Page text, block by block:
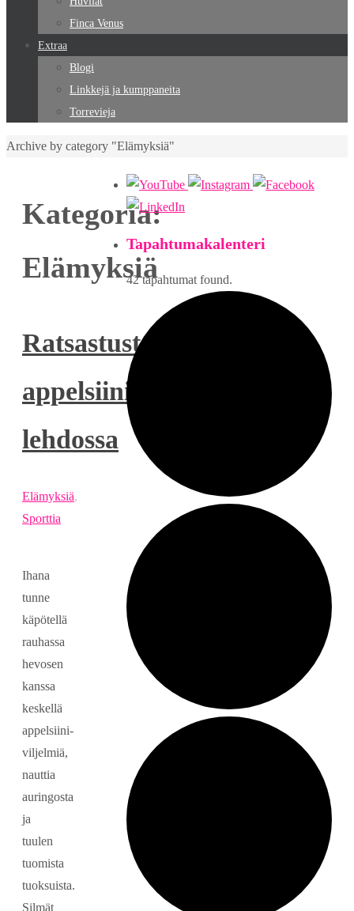
Finca Venus
Extraa
Blogi
Linkkejä ja kumppaneita
Torrevieja
Home
Archive by category "Elämyksiä"
Kategoria:
Elämyksiä
Ratsastusta
appelsiini-
lehdossa
Elämyksiä,
Sporttia
Ihana
tunne
käpötellä
rauhassa
hevosen
kanssa
keskellä
appelsiini-
viljelmiä,
nauttia
auringosta
ja
tuulen
tuomista
tuoksuista.
Silmät
Tapahtumakalenteri
42 tapahtumat found.